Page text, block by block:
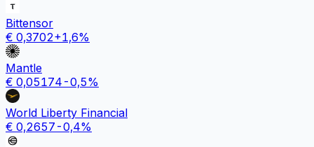
Bittensor
€ 0,3702+1,6%
Mantle
€ 0,05174 -0,5%
World Liberty Financial
€ 0,2657 -0,4%